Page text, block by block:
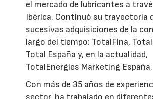
el mercado de lubricantes a
Ibérica. Continuó su trayectoria
sucesivas adquisiciones de la
largo del tiempo: TotalFina,
Total España y, en la actualidad,
TotalEnergies Marketing España.
Con más de 35 años de
sector, ha trabajado en